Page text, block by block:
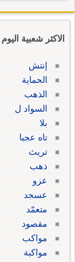
الاكثر شعبية اليوم
إنتش
الحماية
الذهب
السواد ل
بلا
تاه عجبا
تريث
ذهب
عزو
عسجد
متعمّد
مقصود
مواكب
مواكبة